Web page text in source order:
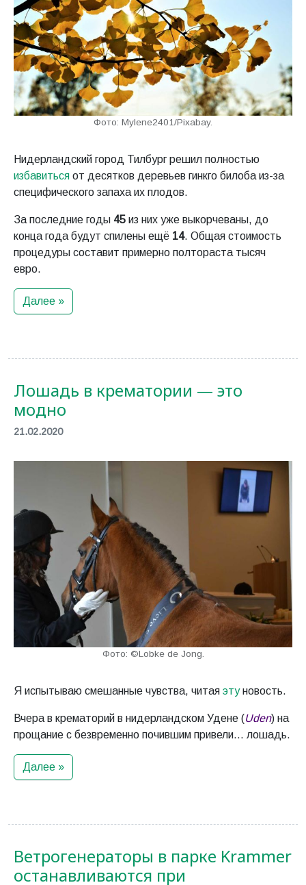
Фото: Mylene2401/Pixabay.
Нидерландский город Тилбург решил полностью
избавиться от десятков деревьев гинкго билоба из-за
специфического запаха их плодов.
За последние годы 45 из них уже выкорчеваны, до
конца года будут спилены ещё 14. Общая стоимость
процедуры составит примерно полтораста тысяч
евро.
Далее »
Лошадь в крематории — это
модно
21.02.2020
Фото: ©Lobke de Jong.
Я испытываю смешанные чувства, читая этуновость.
Вчера в крематорий в нидерландском Удене (Uden) на
прощание с безвременно почившим привели… лошадь.
Далее »
Ветрогенераторы в парке Krammer
останавливаются при